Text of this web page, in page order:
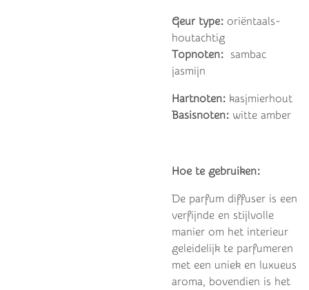
Geur type: oriëntaals-
houtachtig
Topnoten: sambac
jasmijn
Hartnoten: kasjmierhout
Basisnoten: witte amber
Hoe te gebruiken:
De parfum diffuser is een
verfijnde en stijlvolle
manier om het interieur
geleidelijk te parfumeren
met een uniek en luxueus
aroma, bovendien is het